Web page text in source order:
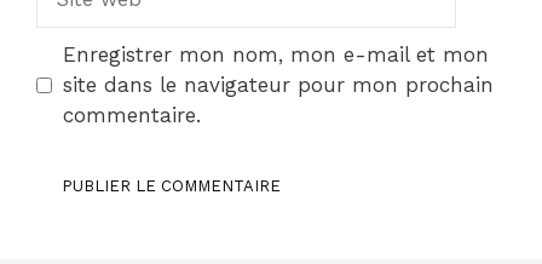
web
Enregistrer mon nom, mon e-mail et mon
site dans le navigateur pour mon prochain
commentaire.